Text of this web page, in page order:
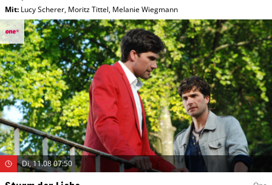
Mit: Lucy Scherer, Moritz Tittel, Melanie Wiegmann
Di, 11.08 07:50